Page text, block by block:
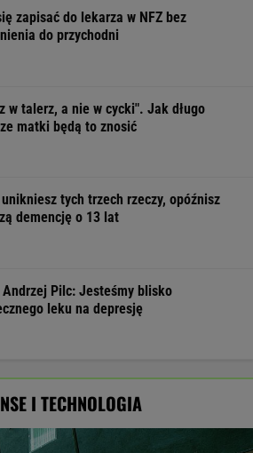
zapisać do lekarza w NFZ bez
do przychodni
w talerz, a nie w cycki". Jak długo
matki będą to znosić
tych trzech rzeczy, opóźnisz
demencję o 13 lat
Pilc: Jesteśmy blisko
leku na depresję
I TECHNOLOGIA